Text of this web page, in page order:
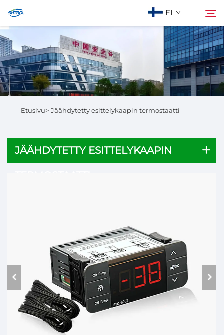
FI
Meistä
Tuotteet
Hae
Etusivu> Jäähdytetty esittelykaapin termostaatti
JÄÄHDYTETTY ESITTELYKAAPIN